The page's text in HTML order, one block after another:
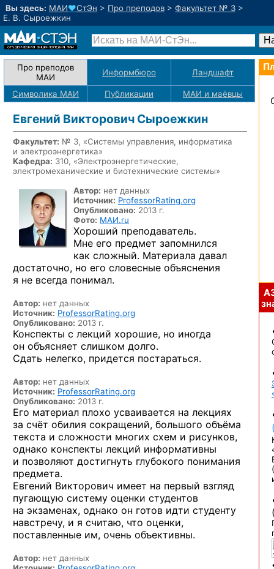
Вы здесь: МАИ♥СтЭн > Про преподов > Факультет № 3 >
Е. В. Сыроежкин
Про преподов
МАИ
Информбюро Ландшафт
Символика МАИ Публикации МАИ и маёвцы
Евгений Викторович Сыроежкин
Факультет: № 3, «Системы управления, информатика
и электроэнергетика»
Кафедра: 310, «Электроэнергетические,
электромеханические и биотехнические системы»
Автор: нет данных
Источник: ProfessorRating.org
Опубликовано: 2013 г.
Фото: МАИ.ru
Хороший преподаватель.
Мне его предмет запомнился
как сложный. Материала давал
достаточно, но его словесные объяснения
я не всегда понимал.
Автор: нет данных
Источник: ProfessorRating.org
Опубликовано: 2013 г.
Конспекты с лекций хорошие, но иногда
он объясняет слишком долго.
Сдать нелегко, придется постараться.
Автор: нет данных
Источник: ProfessorRating.org
Опубликовано: 2013 г.
Его материал плохо усваивается на лекциях
за счёт обилия сокращений, большого объёма
текста и сложности многих схем и рисунков,
однако конспекты лекций информативны
и позволяют достигнуть глубокого понимания
предмета.
Евгений Викторович имеет на первый взгляд
пугающую систему оценки студентов
на экзаменах, однако он готов идти студенту
навстречу, и я считаю, что оценки,
поставленные им, очень объективны.
Автор: нет данных
(